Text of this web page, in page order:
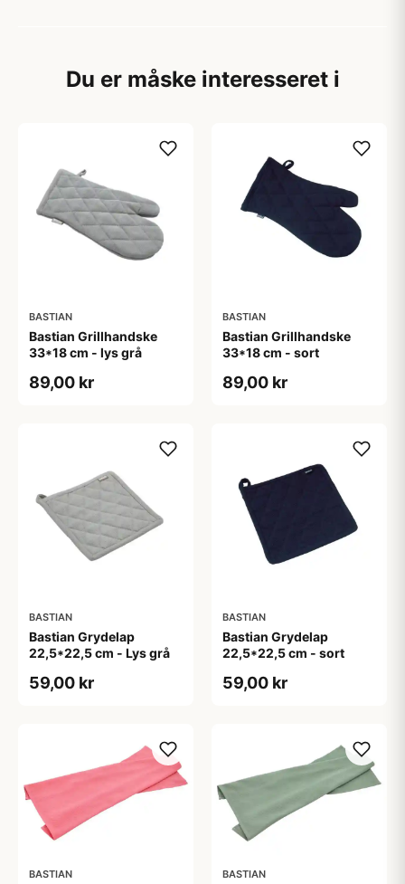
Du er måske interesseret i
BASTIAN
Bastian Grillhandske
33*18 cm - lys grå
89,00 kr
BASTIAN
Bastian Grillhandske
33*18 cm - sort
89,00 kr
BASTIAN
Bastian Grydelap
22,5*22,5 cm - Lys grå
59,00 kr
BASTIAN
Bastian Grydelap
22,5*22,5 cm - sort
59,00 kr
BASTIAN BASTIAN